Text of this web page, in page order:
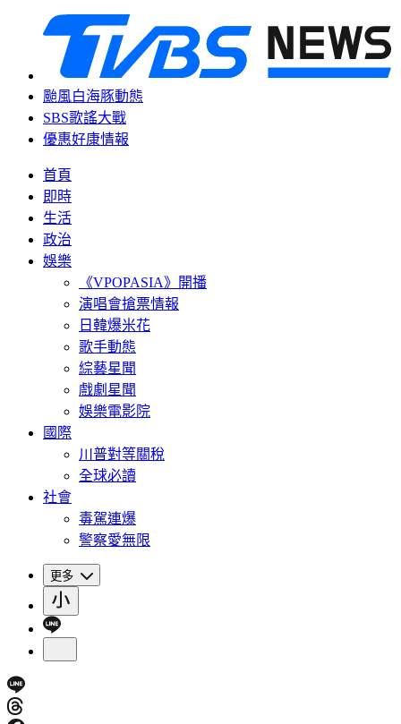
颱風白海豚動態
SBS歌謠大戰
優惠好康情報
首頁
即時
生活
政治
娛樂
《VPOPASIA》開播
演唱會搶票情報
日韓爆米花
歌手動態
綜藝星聞
戲劇星聞
娛樂電影院
國際
川普對等關稅
全球必讀
社會
毒駕連爆
警察愛無限
更多